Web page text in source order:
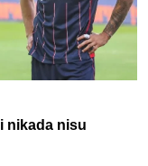
nikada nisu